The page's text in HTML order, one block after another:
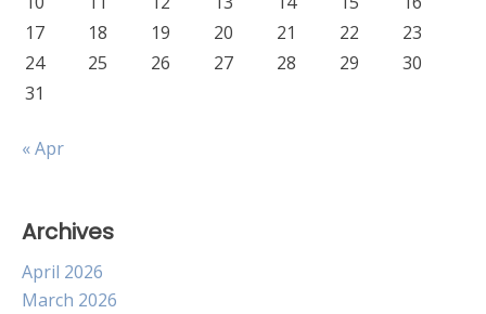
17
18 19 20 21 22
23
24
25 26 27 28 29
30
31
« Apr
Archives
April 2026
March 2026